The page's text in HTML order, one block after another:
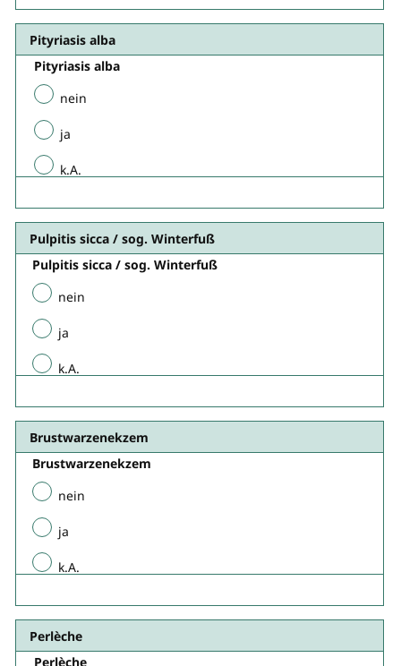
Pityriasis alba​
Pityriasis alba​
nein
ja
k.A.
Pulpitis sicca / sog. Winterfuß
Pulpitis sicca / sog. Winterfuß
nein
ja
k.A.
Brustwarzenekzem​
Brustwarzenekzem​
nein
ja
k.A.
Perlèche
Perlèche